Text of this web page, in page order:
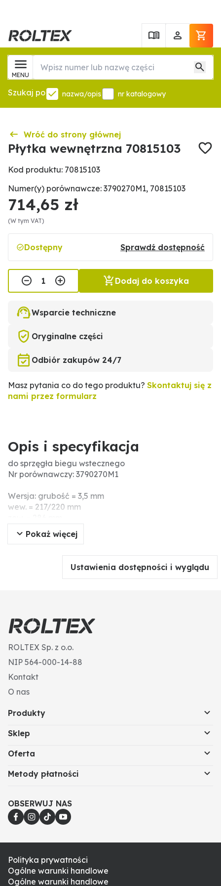
MENU
Szukaj po nazwa/opis nr katalogowy
Wróć do strony głównej
Płytka wewnętrzna 70815103
Kod produktu: 70815103
Numer(y) porównawcze: 3790270M1, 70815103
714,65 zł
(W tym VAT)
Dostępny Sprawdź dostępność
Dodaj do koszyka
Wsparcie techniczne
Oryginalne części
Odbiór zakupów 24/7
Masz pytania co do tego produktu? Skontaktuj się z
nami przez formularz
Opis i specyfikacja
do sprzęgła biegu wstecznego
Nr porównawczy: 3790270M1
Wersja: grubość = 3,5 mm
wew. = 217/220 mm
Pokaż więcej
Ustawienia dostępności i wyglądu
ROLTEX Sp. z o.o.
NIP 564-000-14-88
Kontakt
O nas
Produkty
Sklep
Oferta
Metody płatności
OBSERWUJ NAS
Polityka prywatności
Ogólne warunki handlowe
Ogólne warunki handlowe